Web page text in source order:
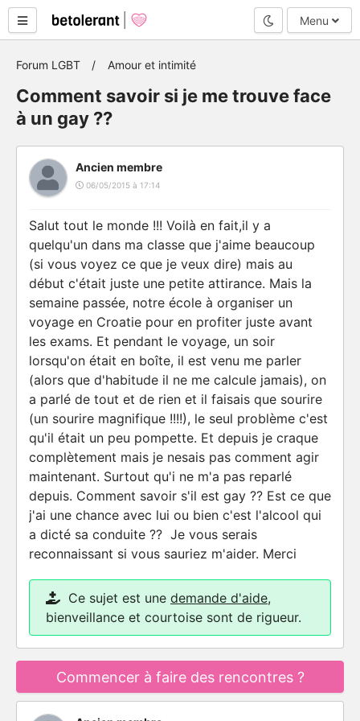
Mode nuit
Menu
Forum LGBT Amour et intimité
Comment savoir si je me trouve face
à un gay ??
Ancien membre
06/05/2015 à 17:14
Salut tout le monde !!! Voilà en fait,il y a
quelqu'un dans ma classe que j'aime beaucoup
(si vous voyez ce que je veux dire) mais au
début c'était juste une petite attirance. Mais la
semaine passée, notre école à organiser un
voyage en Croatie pour en profiter juste avant
les exams. Et pendant le voyage, un soir
lorsqu'on était en boîte, il est venu me parler
(alors que d'habitude il ne me calcule jamais), on
a parlé de tout et de rien et il faisais que sourire
(un sourire magnifique !!!!), le seul problème c'est
qu'il était un peu pompette. Et depuis je craque
complètement mais je nesais pas comment agir
maintenant. Surtout qu'i ne m'a pas reparlé
depuis. Comment savoir s'il est gay ?? Est ce que
j'ai une chance avec lui ou bien c'est l'alcool qui
a dicté sa conduite ?? Je vous serais
reconnaissant si vous sauriez m'aider. Merci
Ce sujet est une demande d'aide,
bienveillance et courtoise sont de rigueur.
Commencer à faire des rencontres ?